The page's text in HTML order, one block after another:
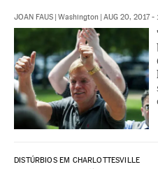
JOAN FAUS Washington AUG 20, 2017 -
DISTÚRBIOS EM CHARLOTTESVILLE